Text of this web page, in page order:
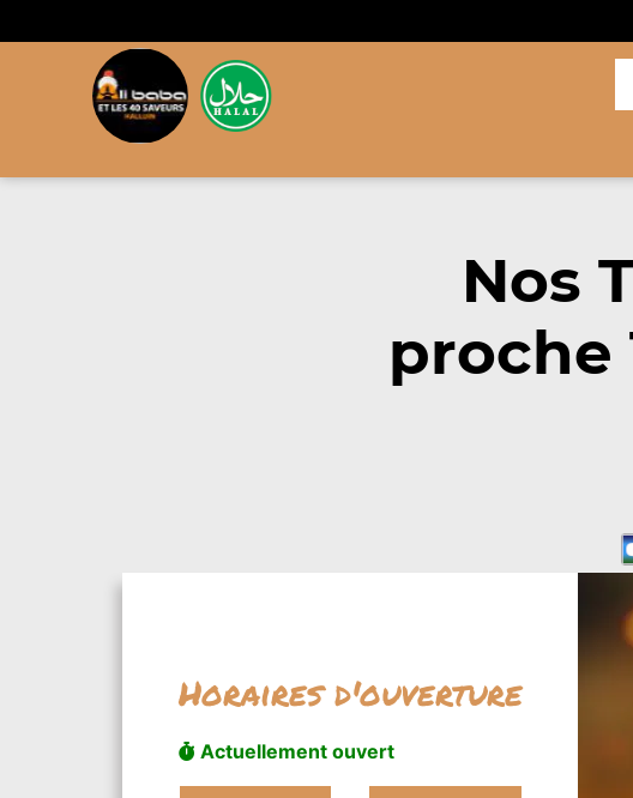
Nos
proche
Horaires d'ouverture
Actuellement ouvert